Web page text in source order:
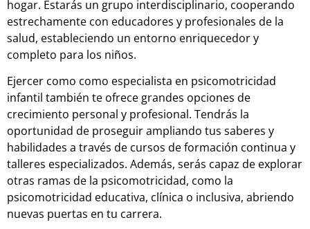
hogar. Estarás un grupo interdisciplinario, cooperando
estrechamente con educadores y profesionales de la
salud, estableciendo un entorno enriquecedor y
completo para los niños.
Ejercer como como especialista en psicomotricidad
infantil también te ofrece grandes opciones de
crecimiento personal y profesional. Tendrás la
oportunidad de proseguir ampliando tus saberes y
habilidades a través de cursos de formación continua y
talleres especializados. Además, serás capaz de explorar
otras ramas de la psicomotricidad, como la
psicomotricidad educativa, clínica o inclusiva, abriendo
nuevas puertas en tu carrera.